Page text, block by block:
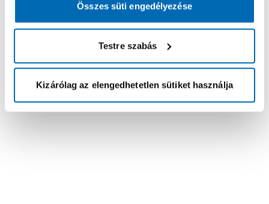
Összes süti engedélyezése
Testre szabás
Kizárólag az elengedhetetlen sütiket használja